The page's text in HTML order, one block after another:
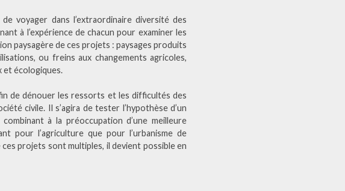
voyager dans l’extraordinaire diversité des
à l’expérience de chacun pour examiner les
paysagère de ces projets : paysages produits
ou freins aux changements agricoles,
et écologiques.
de dénouer les ressorts et les difficultés des
civile. Il s’agira de tester l’hypothèse d’un
à la préoccupation d’une meilleure
pour l’agriculture que pour l’urbanisme de
projets sont multiples, il devient possible en